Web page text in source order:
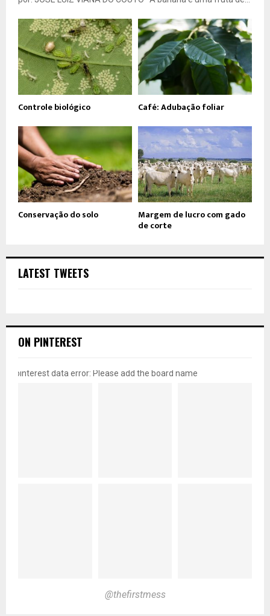
Controle biológico Café: Adubação foliar
Conservação do solo Margem de lucro com gado
de corte
LATEST TWEETS
ON PINTEREST
pinterest data error: Please add the board name
@thefirstmess